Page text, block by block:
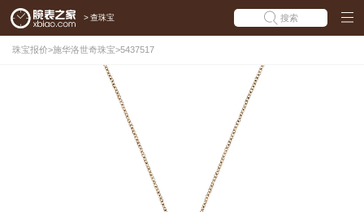
> 查珠宝 搜索
珠宝报价>施华洛世奇珠宝>5437517